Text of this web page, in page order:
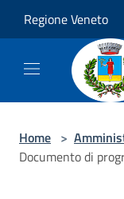
Regione Veneto
Home >
Documento di